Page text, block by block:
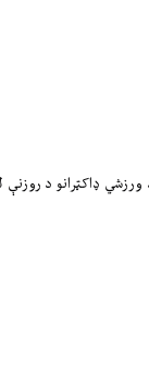
تکړه بهرنیو او کورنیو روزونکو تر